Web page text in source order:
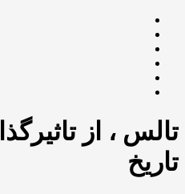
تالس ، از
تاریخ